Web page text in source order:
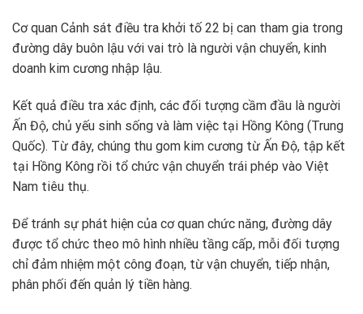
Cơ quan Cảnh sát điều tra khởi tố 22 bị can tham gia trong
đường dây buôn lậu với vai trò là người vận chuyển, kinh
doanh kim cương nhập lậu.
Kết quả điều tra xác định, các đối tượng cầm đầu là người
Ấn Độ, chủ yếu sinh sống và làm việc tại Hồng Kông (Trung
Quốc). Từ đây, chúng thu gom kim cương từ Ấn Độ, tập kết
tại Hồng Kông rồi tổ chức vận chuyển trái phép vào Việt
Nam tiêu thụ.
Để tránh sự phát hiện của cơ quan chức năng, đường dây
được tổ chức theo mô hình nhiều tầng cấp, mỗi đối tượng
chỉ đảm nhiệm một công đoạn, từ vận chuyển, tiếp nhận,
phân phối đến quản lý tiền hàng.